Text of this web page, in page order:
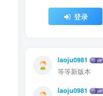
登录
laoju0981
等等新版本
laoju0981